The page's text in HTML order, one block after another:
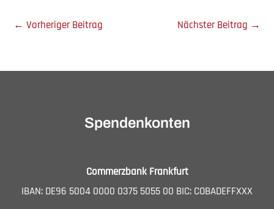
← Vorheriger Beitrag Nächster Beitrag →
Spendenkonten
Commerzbank Frankfurt
IBAN: DE96 5004 0000 0375 5055 00 BIC: COBADEFFXXX